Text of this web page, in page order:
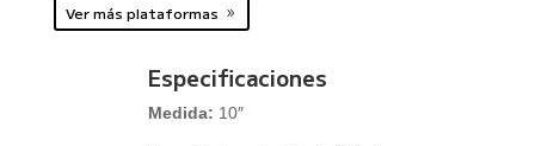
Ver más plataformas
Especificaciones
Medida: 10″